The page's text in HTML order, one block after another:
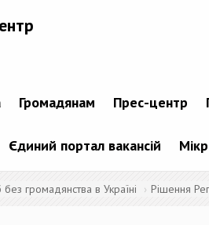
Громадянам Прес-центр
Єдиний портал вакансій
громадянства в Україні Рішення